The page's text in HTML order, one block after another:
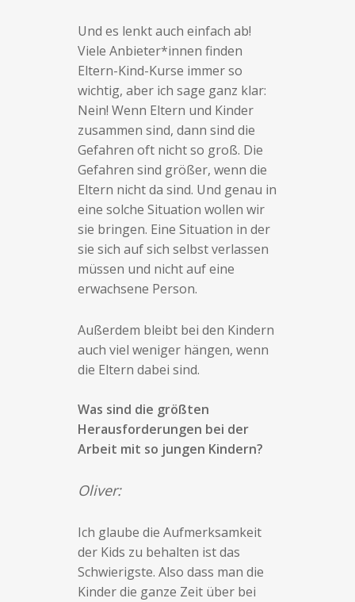
Und es lenkt auch einfach ab!
Viele Anbieter*innen finden
Eltern-Kind-Kurse immer so
wichtig, aber ich sage ganz klar:
Nein! Wenn Eltern und Kinder
zusammen sind, dann sind die
Gefahren oft nicht so groß. Die
Gefahren sind größer, wenn die
Eltern nicht da sind. Und genau in
eine solche Situation wollen wir
sie bringen. Eine Situation in der
sie sich auf sich selbst verlassen
müssen und nicht auf eine
erwachsene Person.
Außerdem bleibt bei den Kindern
auch viel weniger hängen, wenn
die Eltern dabei sind.
Was sind die größten
Herausforderungen bei der
Arbeit mit so jungen Kindern?
Oliver:
Ich glaube die Aufmerksamkeit
der Kids zu behalten ist das
Schwierigste. Also dass man die
Kinder die ganze Zeit über bei